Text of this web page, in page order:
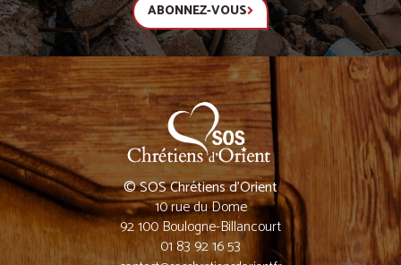
ABONNEZ-VOUS
© SOS Chrétiens d’Orient
10 rue du Dome
92 100 Boulogne-Billancourt
01 83 92 16 53